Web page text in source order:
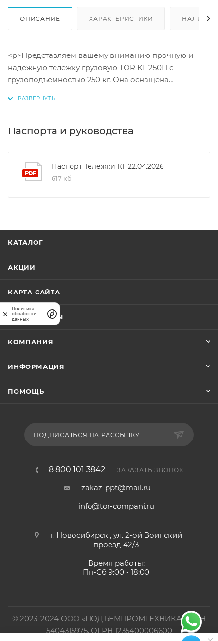
ОПИСАНИЕ ХАРАКТЕРИСТИКИ
<p>Представляем вашему вниманию прочную и
надежную тележку грузовую TOR КГ-250П с
грузоподъемностью 250 кг. Она оснащена
составляет 400х210 мм, а ее высота - 380 мм.
долговечное порошковое покрытие. Она идеально
подходит для использования в складских,
Паспорта и руководства
Паспорт Тележки КГ 22.04.2026
617 кб
КАТАЛОГ
АКЦИИ
КАРТА САЙТА
ПРАЙС-ЛИСТЫ
КОМПАНИЯ
ИНФОРМАЦИЯ
ПОМОЩЬ
ПОДПИСАТЬСЯ НА РАССЫЛКУ
8 800 101 3842 ЗАКАЗАТЬ ЗВОНОК
zakaz-ppt@mail.ru
info@tor-compani.ru
г. Новосибирск , ул. 2-ой Воинский
проезд 42/3
Время работы:
Пн-Сб 9:00 - 18:00
© 2023-2024 ООО «ПОДЪЕМПРОМТЕХНИКА». ИНН
5404315975, ОГРН 1235400006600
Политика
обработки
данных